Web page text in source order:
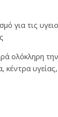
για τις
ολόκληρη την
κέντρα